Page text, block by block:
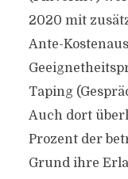
2020 mit
Ante-
Taping
Auch dort
Prozent der
Grund ihre